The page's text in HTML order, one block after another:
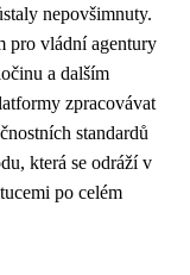
nepovšimnuty.
pro vládní agentury
a dalším
zpracovávat
standardů
která se odráží v
po celém